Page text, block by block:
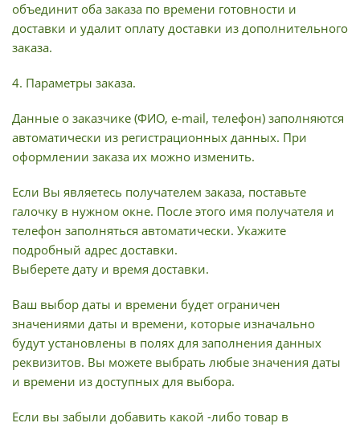
объединит оба заказа по времени готовности и
доставки и удалит оплату доставки из дополнительного
заказа.
4. Параметры заказа.
Данные о заказчике (ФИО, e-mail, телефон) заполняются
автоматически из регистрационных данных. При
оформлении заказа их можно изменить.
Если Вы являетесь получателем заказа, поставьте
галочку в нужном окне. После этого имя получателя и
телефон заполняться автоматически. Укажите
подробный адрес доставки.
Выберете дату и время доставки.
Ваш выбор даты и времени будет ограничен
значениями даты и времени, которые изначально
будут установлены в полях для заполнения данных
реквизитов. Вы можете выбрать любые значения даты
и времени из доступных для выбора.
Если вы забыли добавить какой -либо товар в